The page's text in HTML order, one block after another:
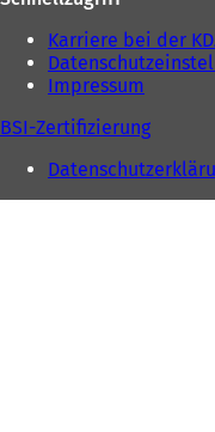
Karriere bei der
Impressum
BSI-Zertifizierung